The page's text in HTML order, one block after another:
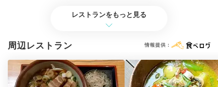
レストランをもっと見る
周辺レストラン 情報提供：